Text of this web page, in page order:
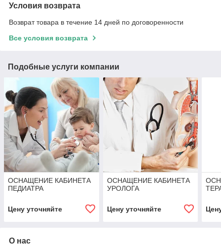
Условия возврата
Возврат товара в течение 14 дней по договоренности
Все условия возврата
Подобные услуги компании
ОСНАЩЕНИЕ КАБИНЕТА
ПЕДИАТРА
Цену уточняйте
ОСНАЩЕНИЕ КАБИНЕТА
УРОЛОГА
Цену уточняйте
О нас